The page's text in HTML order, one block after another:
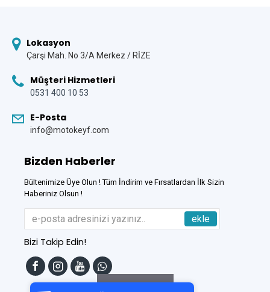
Tek Tıkla Ödeme Kolaylığı
7/24 Canlı Destek
Lokasyon
Çarşi Mah. No 3/A Merkez / RİZE
Müşteri Hizmetleri
0531 400 10 53
E-Posta
info@motokeyf.com
Bizden Haberler
Bültenimize Üye Olun ! Tüm İndirim ve Fırsatlardan İlk Sizin
Haberiniz Olsun !
ekle
Bizi Takip Edin!
Filtreleme